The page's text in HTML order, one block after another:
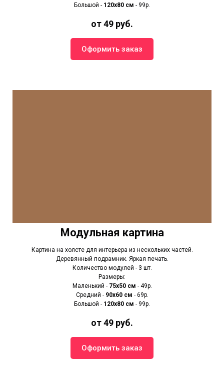
Большой - 120х80 см - 99р.
от 49 руб.
Оформить заказ
Модульная картина
Картина на холсте для интерьера из нескольких частей.
Деревянный подрамник. Яркая печать.
Количество модулей - 3 шт.
Размеры:
Маленький - 75х50 см - 49р.
Средний - 90x60 см - 69р.
Большой - 120х80 см - 99р.
от 49 руб.
Оформить заказ